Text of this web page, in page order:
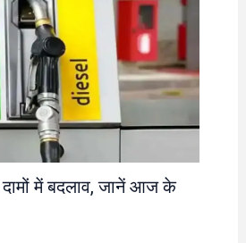
में बदलाव, जानें आज के